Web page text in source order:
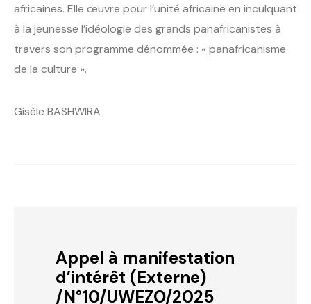
africaines. Elle œuvre pour l’unité africaine en inculquant
à la jeunesse l’idéologie des grands panafricanistes à
travers son programme dénommée : « panafricanisme
de la culture ».
Gisèle BASHWIRA
Appel à manifestation
d’intérêt (Externe)
/N°10/UWEZO/2025